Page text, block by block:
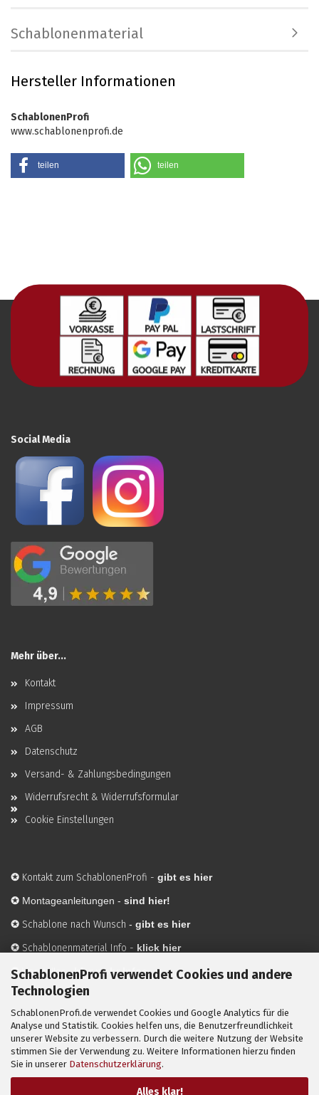
SchablonenProfi verwendet Cookies und andere
Technologien
SchablonenProfi.de verwendet Cookies und Google Analytics für die
Analyse und Statistik. Cookies helfen uns, die Benutzerfreundlichkeit
unserer Website zu verbessern. Durch die weitere Nutzung der Website
stimmen Sie der Verwendung zu. Weitere Informationen hierzu finden
Sie in unserer Datenschutzerklärung.
Alles klar!
Schablonenmaterial
Hersteller Informationen
SchablonenProfi
www.schablonenprofi.de
teilen teilen
Social Media
Mehr über...
Kontakt
Impressum
AGB
Datenschutz
Versand- & Zahlungsbedingungen
Widerrufsrecht & Widerrufsformular
Cookie Einstellungen
✪ Kontakt zum SchablonenProfi - gibt es hier
✪ Montageanleitungen - sind hier!
✪ Schablone nach Wunsch - gibt es hier
✪ Schablonenmaterial Info - klick hier
✪Hersteller-hier mehr Infos
Mit ✪ gekennzeichnete Bilder sind KI-generierte
Anwendungsbeispiele zur Visualisierung der Motive.
© SchablonenProfi.de2026